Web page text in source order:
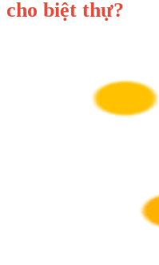
cho biệt thự?